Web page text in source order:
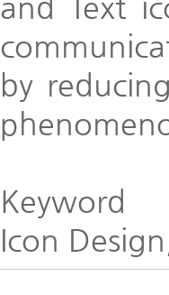
and Text
by
Keyword
Icon